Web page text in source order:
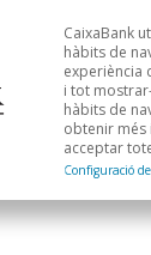
CaixaBank
hàbits de
experiència
i tot
hàbits de
obtenir més
acceptar
Configuració